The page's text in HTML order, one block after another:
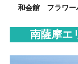
和会館 フラワ
南薩摩エ